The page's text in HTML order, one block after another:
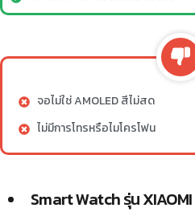
จอไม่ใช่ AMOLED สีไม่สด
ไม่มีการโทรหรือไมโครโฟน
Smart Watch รุ่น XIAOMI